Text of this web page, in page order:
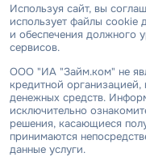
Используя сайт, вы
использует файлы cookie
и обеспечения должного
сервисов.
ООО "ИА "Займ.ком" не
кредитной
денежных средств.
исключительно
решения, касающиеся
принимаются
данные услуги.